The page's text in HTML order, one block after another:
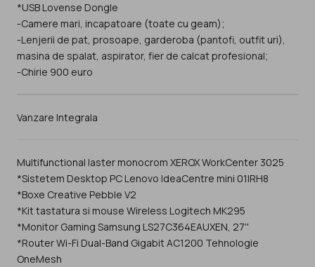
*USB Lovense Dongle
-Camere mari, incapatoare (toate cu geam);
-Lenjerii de pat, prosoape, garderoba (pantofi, outfit uri),
masina de spalat, aspirator, fier de calcat profesional;
-Chirie 900 euro
Vanzare Integrala
Multifunctional laster monocrom XEROX WorkCenter 3025
*Sistetem Desktop PC Lenovo IdeaCentre mini 01IRH8
*Boxe Creative Pebble V2
*Kit tastatura si mouse Wireless Logitech MK295
*Monitor Gaming Samsung LS27C364EAUXEN, 27''
*Router Wi-Fi Dual-Band Gigabit AC1200 Tehnologie
OneMesh